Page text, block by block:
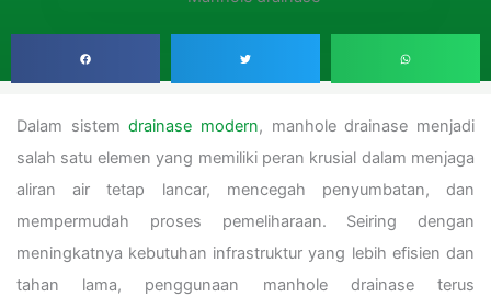
Dalam sistemdrainase modern, manhole drainase menjadi
salah satu elemen yang memiliki peran krusial dalam menjaga
aliran air tetap lancar, mencegah penyumbatan, dan
mempermudah proses pemeliharaan. Seiring dengan
meningkatnya kebutuhan infrastruktur yang lebih efisien dan
tahan lama, penggunaan manhole drainase terus